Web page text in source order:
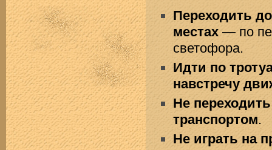
Переходить
местах — по
светофора.
Идти по
навстречу
Не
транспортом.
Не играть на